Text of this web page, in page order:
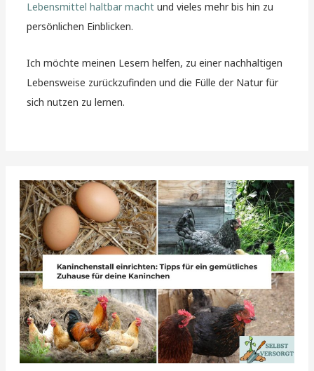
Lebensmittel haltbar macht und vieles mehr bis hin zu
persönlichen Einblicken.
Ich möchte meinen Lesern helfen, zu einer nachhaltigen
Lebensweise zurückzufinden und die Fülle der Natur für
sich nutzen zu lernen.